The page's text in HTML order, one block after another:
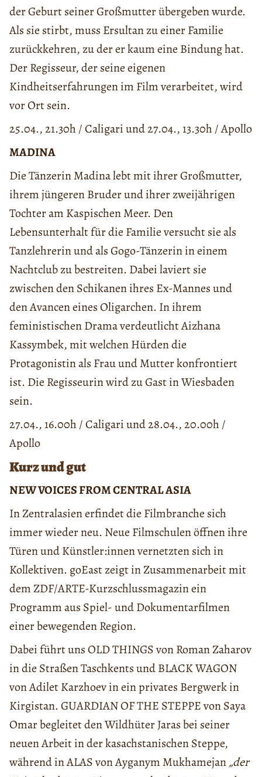
der Geburt seiner Großmutter übergeben wurde.
Als sie stirbt, muss Ersultan zu einer Familie
zurückkehren, zu der er kaum eine Bindung hat.
Der Regisseur, der seine eigenen
Kindheitserfahrungen im Film verarbeitet, wird
vor Ort sein.
25.04., 21.30h / Caligari und 27.04., 13.30h / Apollo
MADINA
Die Tänzerin Madina lebt mit ihrer Großmutter,
ihrem jüngeren Bruder und ihrer zweijährigen
Tochter am Kaspischen Meer. Den
Lebensunterhalt für die Familie versucht sie als
Tanzlehrerin und als Gogo-Tänzerin in einem
Nachtclub zu bestreiten. Dabei laviert sie
zwischen den Schikanen ihres Ex-Mannes und
den Avancen eines Oligarchen. In ihrem
feministischen Drama verdeutlicht Aizhana
Kassymbek, mit welchen Hürden die
Protagonistin als Frau und Mutter konfrontiert
ist. Die Regisseurin wird zu Gast in Wiesbaden
sein.
27.04., 16.00h / Caligari und 28.04., 20.00h /
Apollo
Kurz und gut
NEW VOICES FROM CENTRAL ASIA
In Zentralasien erfindet die Filmbranche sich
immer wieder neu. Neue Filmschulen öffnen ihre
Türen und Künstler:innen vernetzten sich in
Kollektiven. goEast zeigt in Zusammenarbeit mit
dem ZDF/ARTE-Kurzschlussmagazin ein
Programm aus Spiel- und Dokumentarfilmen
einer bewegenden Region.
Dabei führt uns OLD THINGS von Roman Zaharov
in die Straßen Taschkents und BLACK WAGON
von Adilet Karzhoev in ein privates Bergwerk in
Kirgistan. GUARDIAN OF THE STEPPE von Saya
Omar begleitet den Wildhüter Jaras bei seiner
neuen Arbeit in der kasachstanischen Steppe,
während in ALAS von Ayganym Mukhamejan„der